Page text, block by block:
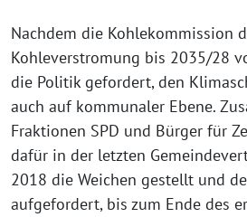
Nachdem die Kohlekommission
Kohleverstromung bis 2035/28
die Politik gefordert, den
auch auf kommunaler Ebene.
Fraktionen SPD und Bürger für
dafür in der letzten
2018 die Weichen gestellt und
aufgefordert, bis zum Ende des